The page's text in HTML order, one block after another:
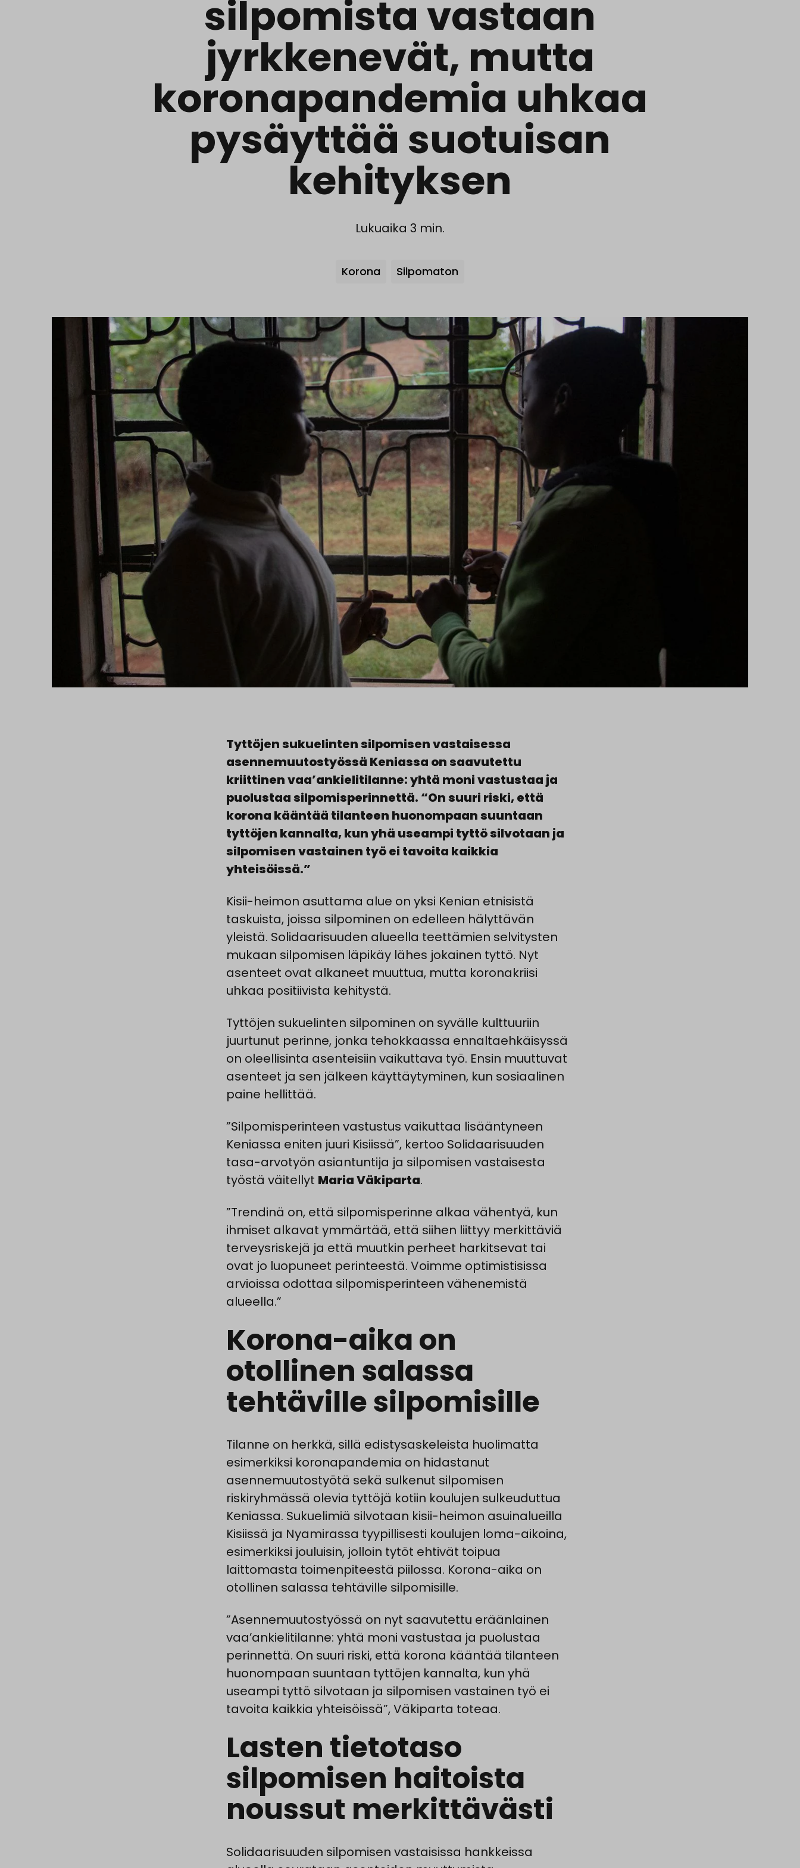
silpomista vastaan
jyrkkenevät, mutta
koronapandemia uhkaa
pysäyttää suotuisan
kehityksen
Lukuaika 3 min.
Avainsanat
Korona Silpomaton
Tyttöjen sukuelinten silpomisen vastaisessa
asennemuutostyössä Keniassa on saavutettu
kriittinen vaa’ankielitilanne: yhtä moni vastustaa ja
puolustaa silpomisperinnettä. “On suuri riski, että
korona kääntää tilanteen huonompaan suuntaan
tyttöjen kannalta, kun yhä useampi tyttö silvotaan ja
silpomisen vastainen työ ei tavoita kaikkia
yhteisöissä.”
Kisii-heimon asuttama alue on yksi Kenian etnisistä
taskuista, joissa silpominen on edelleen hälyttävän
yleistä. Solidaarisuuden alueella teettämien selvitysten
mukaan silpomisen läpikäy lähes jokainen tyttö. Nyt
asenteet ovat alkaneet muuttua, mutta koronakriisi
uhkaa positiivista kehitystä.
Tyttöjen sukuelinten silpominen on syvälle kulttuuriin
juurtunut perinne, jonka tehokkaassa ennaltaehkäisyssä
on oleellisinta asenteisiin vaikuttava työ. Ensin muuttuvat
asenteet ja sen jälkeen käyttäytyminen, kun sosiaalinen
paine hellittää.
”Silpomisperinteen vastustus vaikuttaa lisääntyneen
Keniassa eniten juuri Kisiissä”, kertoo Solidaarisuuden
tasa-arvotyön asiantuntija ja silpomisen vastaisesta
työstä väitellyt Maria Väkiparta.
”Trendinä on, että silpomisperinne alkaa vähentyä, kun
ihmiset alkavat ymmärtää, että siihen liittyy merkittäviä
terveysriskejä ja että muutkin perheet harkitsevat tai
ovat jo luopuneet perinteestä. Voimme optimistisissa
arvioissa odottaa silpomisperinteen vähenemistä
alueella.”
Korona-aika on
otollinen salassa
tehtäville silpomisille
Tilanne on herkkä, sillä edistysaskeleista huolimatta
esimerkiksi koronapandemia on hidastanut
asennemuutostyötä sekä sulkenut silpomisen
riskiryhmässä olevia tyttöjä kotiin koulujen sulkeuduttua
Keniassa. Sukuelimiä silvotaan kisii-heimon asuinalueilla
Kisiissä ja Nyamirassa tyypillisesti koulujen loma-aikoina,
esimerkiksi jouluisin, jolloin tytöt ehtivät toipua
laittomasta toimenpiteestä piilossa. Korona-aika on
otollinen salassa tehtäville silpomisille.
”Asennemuutostyössä on nyt saavutettu eräänlainen
vaa’ankielitilanne: yhtä moni vastustaa ja puolustaa
perinnettä. On suuri riski, että korona kääntää tilanteen
huonompaan suuntaan tyttöjen kannalta, kun yhä
useampi tyttö silvotaan ja silpomisen vastainen työ ei
tavoita kaikkia yhteisöissä”, Väkiparta toteaa.
Lasten tietotaso
silpomisen haitoista
noussut merkittävästi
Solidaarisuuden silpomisen vastaisissa hankkeissa